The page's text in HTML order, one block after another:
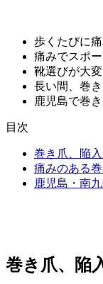
歩くたびに
痛みでスポ
靴選びが大変
長い間、巻
鹿児島で巻
目次
巻き爪、陥
痛みのある
鹿児島・南
巻き爪、陥